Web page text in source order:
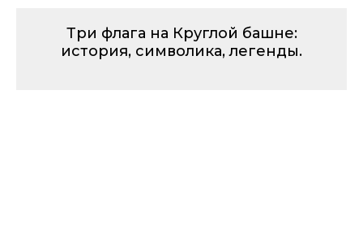
Три флага на Круглой башне:
история, символика, легенды.